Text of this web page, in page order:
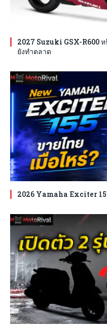
2027 Suzuki GSX-R600
ยังทำตลาด
2026 Yamaha Exciter